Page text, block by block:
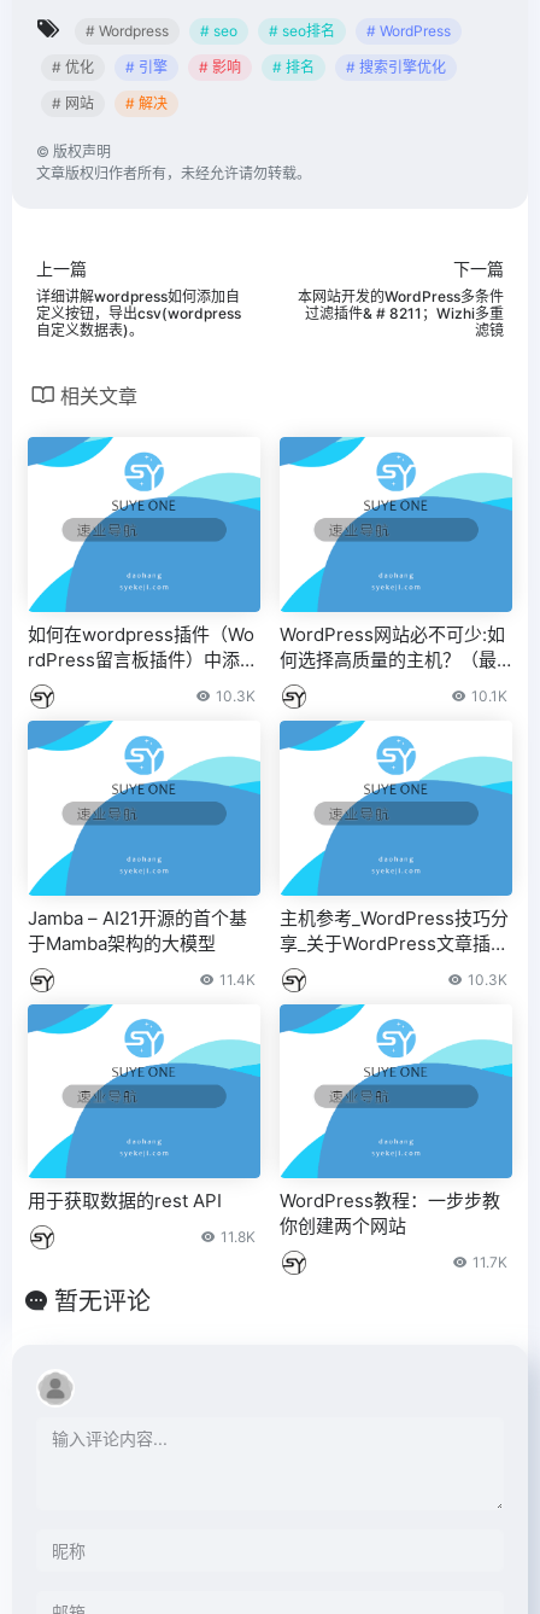
# Wordpress # seo # seo排名
# WordPress
# 优化
# 引擎 # 影响 # 排名
# 搜索引擎优化
# 网站
# 解决
© 版权声明
文章版权归作者所有，未经允许请勿转载。
上一篇
详细讲解wordpress如何添加自
定义按钮，导出csv(wordpress
自定义数据表)。
下一篇
本网站开发的WordPress多条件
过滤插件& # 8211；Wizhi多重
滤镜
相关文章
如何在wordpress插件（Wo
rdPress留言板插件）中添加
访客留言功能
10.3K
WordPress网站必不可少:如
何选择高质量的主机？（最
佳wordpress主题）
10.1K
Jamba – AI21开源的首个基
于Mamba架构的大模型
11.4K
主机参考_WordPress技巧分
享_关于WordPress文章插入
图片的一些小问题
10.3K
用于获取数据的rest API
11.8K
WordPress教程：一步步教
你创建两个网站
11.7K
暂无评论